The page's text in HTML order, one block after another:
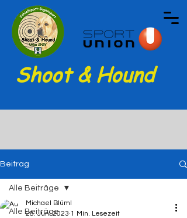
Shoot & Hound
Beitrag
Alle Beiträge
Alle Beiträge
Michael Blüml
28. Juni 2023 1 Min. Lesezeit